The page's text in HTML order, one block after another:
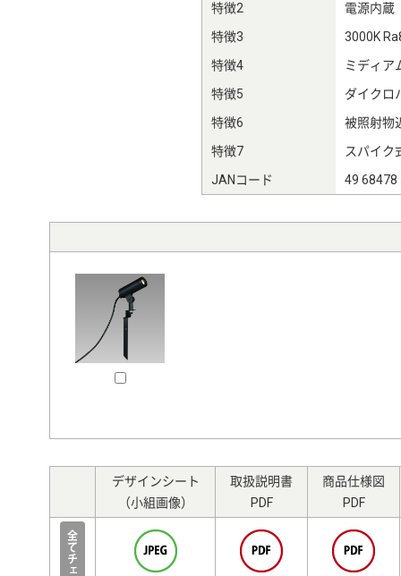
特徴2
電源内蔵
特徴3
3000K
特徴4
ミディア
特徴5
ダイクロ
特徴6
被照射物
特徴7
スパイク
JANコード
49 68478
デザインシート
（小組画像）
取扱説明書
PDF
商品仕様図
PDF